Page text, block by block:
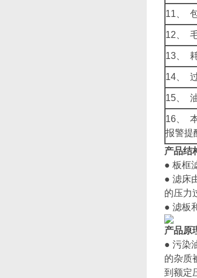
11、
12、
13、
14、
15、
16、
报警提
产品结
● 板框
● 滤床
的压力
● 滤板
产品原
● 污染
的杂质
到额定